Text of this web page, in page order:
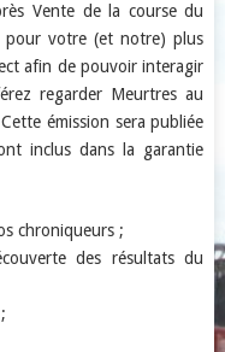
Vente de la course du
pour votre (et notre) plus
afin de pouvoir interagir
regarder Meurtres au
émission sera publiée
inclus dans la garantie
chroniqueurs ;
des résultats du